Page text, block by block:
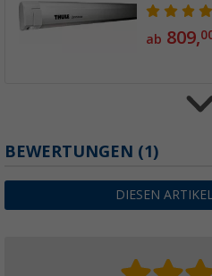
ab 809,
Thule
ab 729,00
BEWERTUNGEN (1)
DIESEN